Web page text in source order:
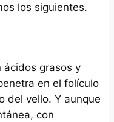
los siguientes.
ácidos grasos y
en el folículo
del vello. Y aunque
con